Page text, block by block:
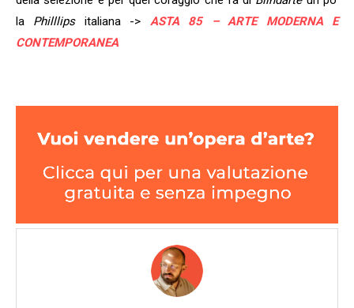
la Philllipsitaliana -> ASTA 85 – ARTE MODERNA E
CONTEMPORANEA